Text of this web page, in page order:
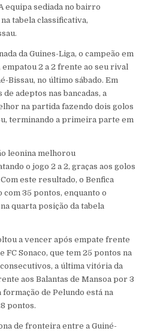
equipa sediada no bairro
tabela classificativa,
da Guines-Liga, o campeão em
2 a 2 frente ao seu rival
Bissau, no último sábado. Em
adeptos nas bancadas, a
na partida fazendo dois golos
terminando a primeira parte em
leonina melhorou
o jogo 2 a 2, graças aos golos
este resultado, o Benfica
com 35 pontos, enquanto o
quarta posição da tabela
a vencer após empate frente
FC Sonaco, que tem 25 pontos na
a última vitória da
aos Balantas de Mansoa por 3
formação de Pelundo está na
pontos.
de fronteira entre a Guiné-